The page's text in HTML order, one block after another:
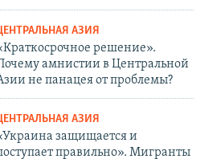
АЗИЯ
решение».
амнистии в Центральной
не панацея от проблемы?
АЗИЯ
защищается и
правильно». Мигранты